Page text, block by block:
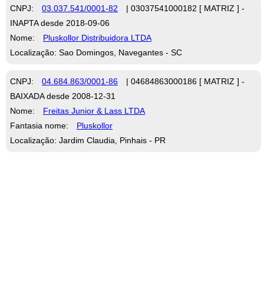
CNPJ: 03.037.541/0001-82
| 03037541000182 [ MATRIZ ] -
INAPTA desde 2018-09-06
Nome:
Pluskollor Distribuidora LTDA
Localização: Sao Domingos, Navegantes - SC
CNPJ: 04.684.863/0001-86
| 04684863000186 [ MATRIZ ] -
BAIXADA desde 2008-12-31
Nome:
Freitas Junior & Lass LTDA
Fantasia nome:
Pluskollor
Localização: Jardim Claudia, Pinhais - PR